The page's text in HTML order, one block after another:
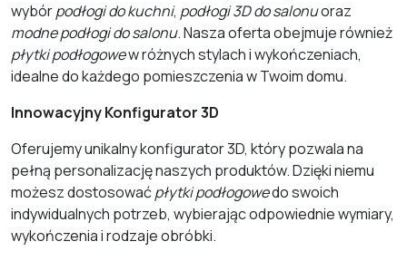
wybórpodłogi do kuchni, podłogi 3D do salonuoraz
modne podłogi do salonu. Nasza oferta obejmuje również
płytki podłogowew różnych stylach i wykończeniach,
idealne do każdego pomieszczenia w Twoim domu.
Innowacyjny Konfigurator 3D
Oferujemy unikalny konfigurator 3D, który pozwala na
pełną personalizację naszych produktów. Dzięki niemu
możesz dostosowaćpłytki podłogowedo swoich
indywidualnych potrzeb, wybierając odpowiednie wymiary,
wykończenia i rodzaje obróbki.